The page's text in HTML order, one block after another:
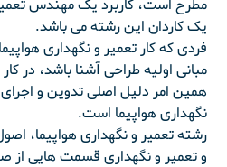
مطرح است، کاربرد یک مهندس
یک کاردان این رشته می باشد.
فردی که کار تعمیر و نگهداری
مبانی اولیه طراحی آشنا باشد، در
همین امر دلیل اصلی تدوین و
نگهداری هواپیما است.
رشته تعمیر و نگهداری هواپیما،
و تعمیر و نگهداری قسمت هایی از